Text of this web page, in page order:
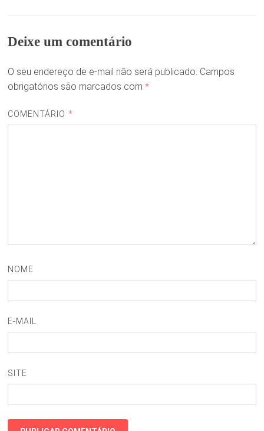
Deixe um comentário
O seu endereço de e-mail não será publicado. Campos
obrigatórios são marcados com *
COMENTÁRIO *
NOME
E-MAIL
SITE